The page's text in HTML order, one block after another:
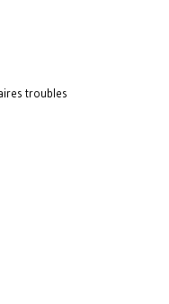
troubles